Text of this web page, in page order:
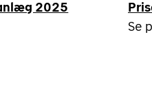
2025
Se